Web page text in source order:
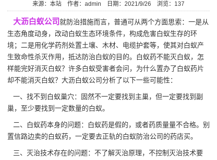
来源：本站 作者：admin 日期：2021/9/26 浏览： 137
大沥白蚁公司就防治措施而言，普通可从两个方面思索：一是从
生态角度动身，改动白蚁生态环境条件，构成危害白蚁生存的环
境；二是用化学药剂 处置土壤、木材、电缆护套等，使其对白蚁产
生致命性杀灭作用，抵达防治白蚁的目的。白蚁药不能灭白蚁，怎
样能完好消灭白蚁？许多白蚁受害者会问，为什么置办了白蚁药片
却不能消灭白蚁？大沥白蚁公司分析了以下一些可能性：
一、找不到白蚁巢穴：固然不一定要找到主巢，但一定要找到副
巢，至少要找到一定数量的白蚁。
二、白蚁药本身的问题：白蚁药是假的，或者药质量量不合格。别
置信路边卖的白蚁药，一定要去正轨的白蚁防治公司的药店买。
三、灭治技术存在的问题：不了解灭治原理，不控制灭治技术要